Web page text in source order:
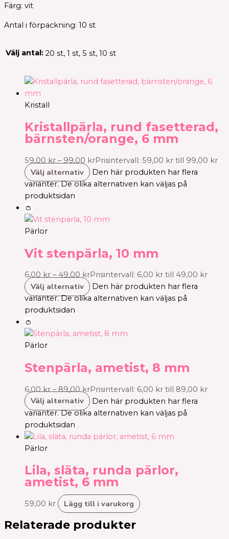
Färg: vit
Antal i förpackning: 10 st
Välj antal: 20 st, 1 st, 5 st, 10 st
Kristall
Kristallpärla, rund fasetterad,
bärnsten/orange, 6 mm
59,00 kr – 99,00 krPrisintervall: 59,00 kr till 99,00 kr
Välj alternativ
Den här produkten har flera
varianter. De olika alternativen kan väljas på
produktsidan
👛
Pärlor
Vit stenpärla, 10 mm
6,00 kr – 49,00 krPrisintervall: 6,00 kr till 49,00 kr
Välj alternativ
Den här produkten har flera
varianter. De olika alternativen kan väljas på
produktsidan
👛
Pärlor
Stenpärla, ametist, 8 mm
6,00kr – 89,00krPrisintervall: 6,00 kr till 89,00 kr
Välj alternativ
Den här produkten har flera
varianter. De olika alternativen kan väljas på
produktsidan
Pärlor
Lila, släta, runda pärlor,
ametist, 6 mm
59,00 kr Lägg till i varukorg
Relaterade produkter